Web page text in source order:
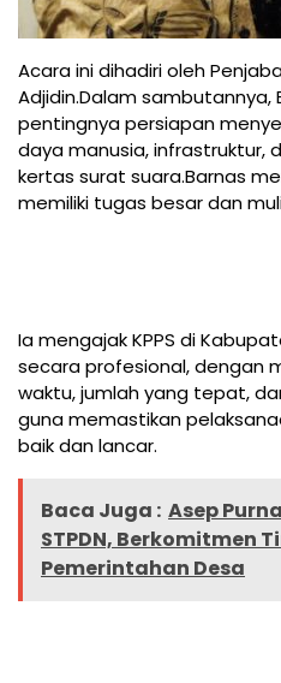
Acara ini dihadiri oleh
Adjidin.Dalam sambutannya,
pentingnya persiapan
daya manusia, infrastruktur,
kertas surat suara.Barnas
memiliki tugas besar dan
Ia mengajak KPPS di
secara profesional, dengan
waktu, jumlah yang tepat,
guna memastikan
baik dan lancar.
Baca Juga : Asep
STPDN, Berkomitmen
Pemerintahan Desa